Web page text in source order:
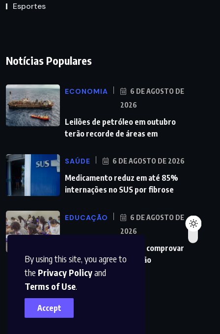
By using this site, you agree to
the Privacy Policyand
Terms of Use.
Accept
Esportes
Notícias Populares
ECONOMIA
6 DE AGOSTO DE
2026
Leilões de petróleo em outubro
terão recorde de áreas em
SAÚDE 6 DE AGOSTO DE 2026
Medicamento reduz em até 85%
internações no SUS por fibrose
EDUCAÇÃO
6 DE AGOSTO DE
2026
Prouni abre prazo para comprovar
informações da inscrição